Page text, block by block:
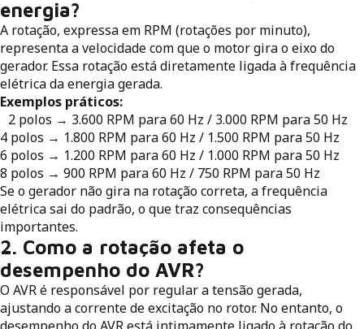
energia?
A rotação, expressa em RPM (rotações por minuto),
representa a velocidade com que o motor gira o eixo do
gerador. Essa rotação está diretamente ligada à frequência
elétrica da energia gerada.
Exemplos práticos:
2 polos → 3.600 RPM para 60 Hz / 3.000 RPM para 50 Hz
4 polos → 1.800 RPM para 60 Hz / 1.500 RPM para 50 Hz
6 polos → 1.200 RPM para 60 Hz / 1.000 RPM para 50 Hz
8 polos → 900 RPM para 60 Hz / 750 RPM para 50 Hz
Se o gerador não gira na rotação correta, a frequência
elétrica sai do padrão, o que traz consequências
importantes.
2. Como a rotação afeta o
desempenho do AVR?
O AVR é responsável por regular a tensão gerada,
ajustando a corrente de excitação no rotor. No entanto, o